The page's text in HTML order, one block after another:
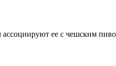
ее с чешским